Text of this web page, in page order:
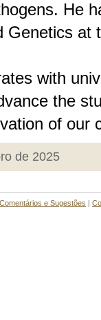
He
Genetics at
with
the
of our
de 2025
Comentários e Sugestões |